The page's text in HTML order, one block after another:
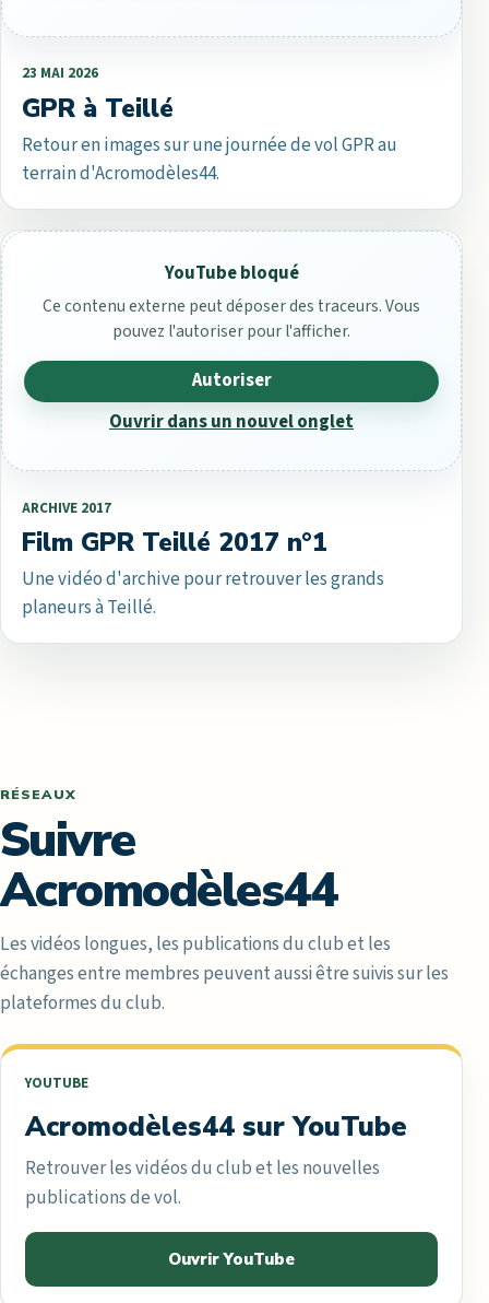
23 MAI 2026
GPR à Teillé
Retour en images sur une journée de vol GPR au
terrain d'Acromodèles44.
YouTube bloqué
Ce contenu externe peut déposer des traceurs. Vous
pouvez l'autoriser pour l'afficher.
Autoriser
Ouvrir dans un nouvel onglet
ARCHIVE 2017
Film GPR Teillé 2017 n°1
Une vidéo d'archive pour retrouver les grands
planeurs à Teillé.
RÉSEAUX
Suivre
Acromodèles44
Les vidéos longues, les publications du club et les
échanges entre membres peuvent aussi être suivis sur les
plateformes du club.
YOUTUBE
Acromodèles44 sur YouTube
Retrouver les vidéos du club et les nouvelles
publications de vol.
Ouvrir YouTube